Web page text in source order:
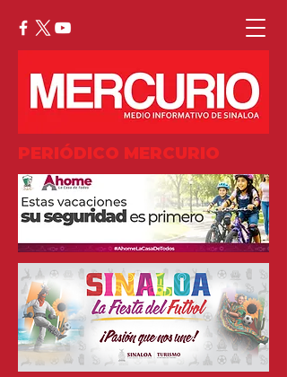
PERIÓDICO MERCURIO